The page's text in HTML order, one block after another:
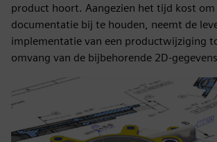
product hoort. Aangezien het tijd kost om
documentatie bij te houden, neemt de
implementatie van een productwijziging
omvang van de bijbehorende 2D-